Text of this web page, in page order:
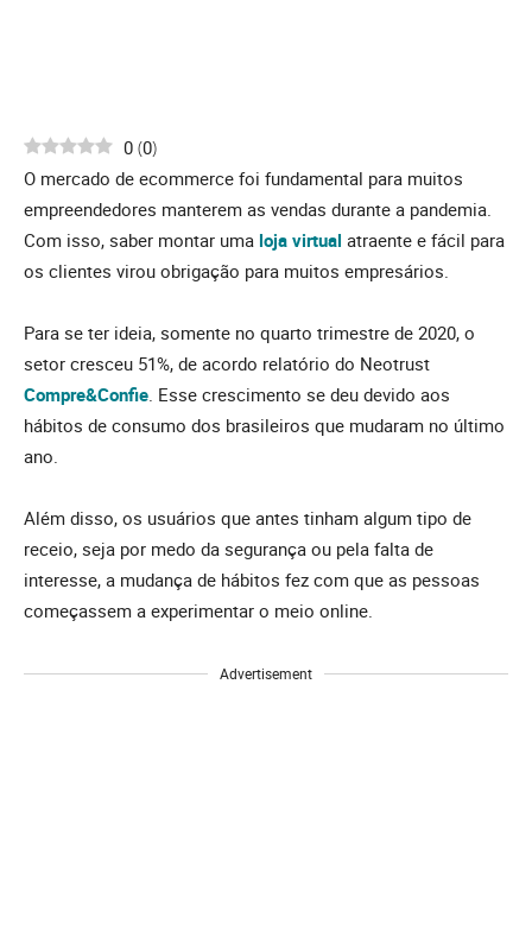
0 (0)
O mercado de ecommerce foi fundamental para muitos
empreendedores manterem as vendas durante a pandemia.
Com isso, saber montar uma loja virtual atraente e fácil para
os clientes virou obrigação para muitos empresários.
Para se ter ideia, somente no quarto trimestre de 2020, o
setor cresceu 51%, de acordo relatório do Neotrust
Compre&Confie. Esse crescimento se deu devido aos
hábitos de consumo dos brasileiros que mudaram no último
ano.
Além disso, os usuários que antes tinham algum tipo de
receio, seja por medo da segurança ou pela falta de
interesse, a mudança de hábitos fez com que as pessoas
começassem a experimentar o meio online.
Advertisement